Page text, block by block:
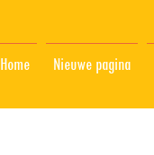
Home Nieuwe pagina